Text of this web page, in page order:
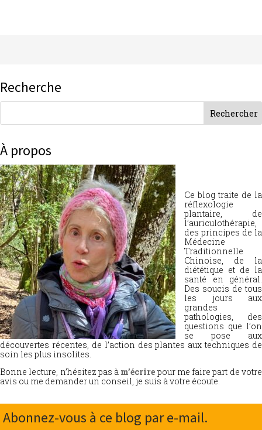
Recherche
À propos
Ce blog traite de la
réflexologie
plantaire, de
l’auriculothérapie,
des principes de la
Médecine
Traditionnelle
Chinoise, de la
diététique et de la
santé en général.
Des soucis de tous
les jours aux
grandes
pathologies, des
questions que l’on
se pose aux
découvertes récentes, de l’action des plantes aux techniques de
soin les plus insolites.
Bonne lecture, n’hésitez pas à m’écrire pour me faire part de votre
avis ou me demander un conseil, je suis à votre écoute.
Abonnez-vous à ce blog par e-mail.